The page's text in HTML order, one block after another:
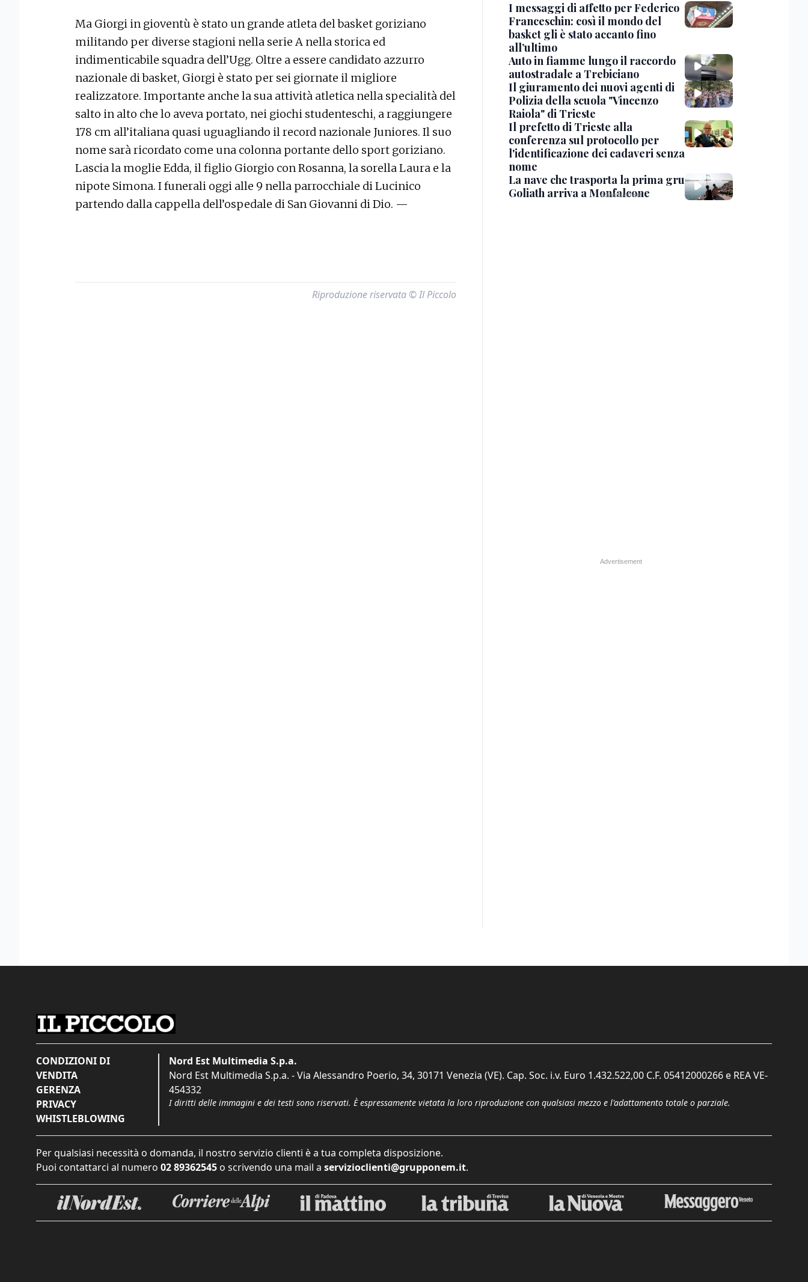
Ma Giorgi in gioventù è stato un grande atleta del basket goriziano
militando per diverse stagioni nella serie A nella storica ed
indimenticabile squadra dell’Ugg. Oltre a essere candidato azzurro
nazionale di basket, Giorgi è stato per sei giornate il migliore
realizzatore. Importante anche la sua attività atletica nella specialità del
salto in alto che lo aveva portato, nei giochi studenteschi, a raggiungere
178 cm all’italiana quasi uguagliando il record nazionale Juniores. Il suo
nome sarà ricordato come una colonna portante dello sport goriziano.
Lascia la moglie Edda, il figlio Giorgio con Rosanna, la sorella Laura e la
nipote Simona. I funerali oggi alle 9 nella parrocchiale di Lucinico
partendo dalla cappella dell’ospedale di San Giovanni di Dio. —
Riproduzione riservata © Il Piccolo
I messaggi di affetto per Federico
Franceschin: così il mondo del
basket gli è stato accanto fino
all’ultimo
Auto in fiamme lungo il raccordo
autostradale a Trebiciano
Il giuramento dei nuovi agenti di
Polizia della scuola "Vincenzo
Raiola" di Trieste
Il prefetto di Trieste alla
conferenza sul protocollo per
l'identificazione dei cadaveri senza
nome
La nave che trasporta la prima gru
Goliath arriva a Monfalcone
CONDIZIONI DI
VENDITA
GERENZA
PRIVACY
WHISTLEBLOWING
Nord Est Multimedia S.p.a.
Nord Est Multimedia S.p.a. - Via Alessandro Poerio, 34, 30171 Venezia (VE). Cap. Soc. i.v. Euro 1.432.522,00 C.F. 05412000266 e REA VE-
454332
I diritti delle immagini e dei testi sono riservati. È espressamente vietata la loro riproduzione con qualsiasi mezzo e l'adattamento totale o parziale.
Per qualsiasi necessità o domanda, il nostro servizio clienti è a tua completa disposizione.
Puoi contattarci al numero 02 89362545 o scrivendo una mail a servizioclienti@grupponem.it.